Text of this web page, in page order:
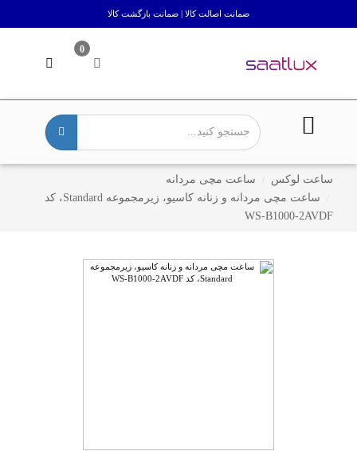
ضمانت اصالت کالا | ضمانت بازگشت کالا
0
ساعت لوکس
ساعت مچی مردانه
ساعت مچی مردانه و زنانه کاسیو، زیرمجموعه Standard، کد
WS-B1000-2AVDF